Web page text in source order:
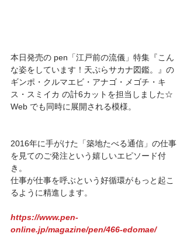
本日発売の pen「江戸前の流儀」特集『こん
な姿をしています！天ぷらサカナ図鑑。』の
ギンポ・クルマエビ・アナゴ・メゴチ・キ
ス・スミイカ の計6カットを担当しました☆
Web でも同時に展開される模様。
2016年に手がけた「築地たべる通信」の仕事
を見てのご発注という嬉しいエピソード付
き。
仕事が仕事を呼ぶという好循環がもっと起こ
るように精進します。
https://www.pen-
online.jp/magazine/pen/466-edomae/